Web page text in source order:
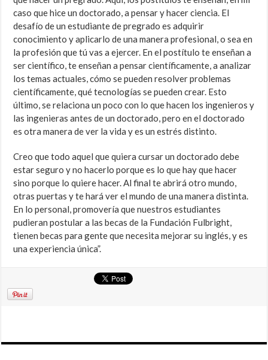
caso que hice un doctorado, a pensar y hacer ciencia. El
desafío de un estudiante de pregrado es adquirir
conocimiento y aplicarlo de una manera profesional, o sea en
la profesión que tú vas a ejercer. En el postítulo te enseñan a
ser científico, te enseñan a pensar científicamente, a analizar
los temas actuales, cómo se pueden resolver problemas
científicamente, qué tecnologías se pueden crear. Esto
último, se relaciona un poco con lo que hacen los ingenieros y
las ingenieras antes de un doctorado, pero en el doctorado
es otra manera de ver la vida y es un estrés distinto.
Creo que todo aquel que quiera cursar un doctorado debe
estar seguro y no hacerlo porque es lo que hay que hacer
sino porque lo quiere hacer. Al final te abrirá otro mundo,
otras puertas y te hará ver el mundo de una manera distinta.
En lo personal, promovería que nuestros estudiantes
pudieran postular a las becas de la Fundación Fulbright,
tienen becas para gente que necesita mejorar su inglés, y es
una experiencia única”.